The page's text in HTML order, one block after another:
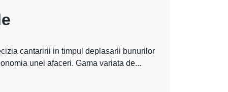
cantaririi in timpul deplasarii bunurilor
unei afaceri. Gama variata de...